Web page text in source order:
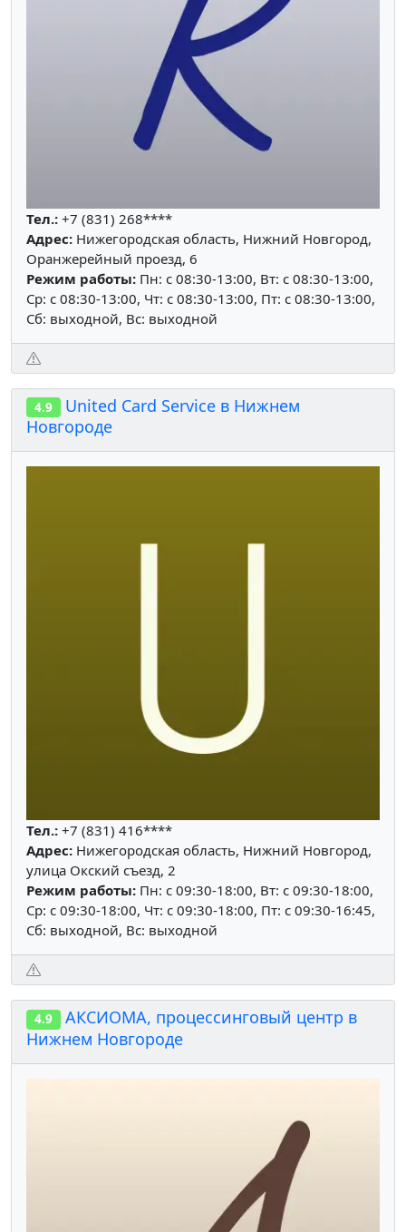
Тел.: +7 (831) 268****
Адрес: Нижегородская область, Нижний Новгород,
Оранжерейный проезд, 6
Режим работы: Пн: c 08:30-13:00, Вт: c 08:30-13:00,
Ср: c 08:30-13:00, Чт: c 08:30-13:00, Пт: c 08:30-13:00,
Сб: выходной, Вс: выходной
4.9
United Card Service в Нижнем
Новгороде
Тел.: +7 (831) 416****
Адрес: Нижегородская область, Нижний Новгород,
улица Окский съезд, 2
Режим работы: Пн: c 09:30-18:00, Вт: c 09:30-18:00,
Ср: c 09:30-18:00, Чт: c 09:30-18:00, Пт: c 09:30-16:45,
Сб: выходной, Вс: выходной
4.9
АКСИОМА, процессинговый центр в
Нижнем Новгороде